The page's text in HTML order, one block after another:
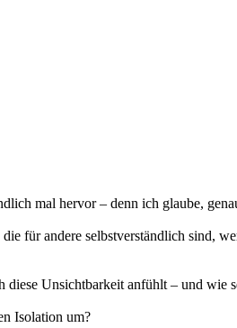
mal hervor – denn ich glaube,
für andere selbstverständlich sind,
Unsichtbarkeit anfühlt – und wie
Isolation um?